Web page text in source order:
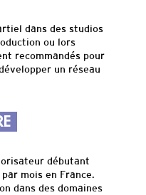
dans des studios
ou lors
recommandés pour
un réseau
débutant
mois en France.
dans des domaines